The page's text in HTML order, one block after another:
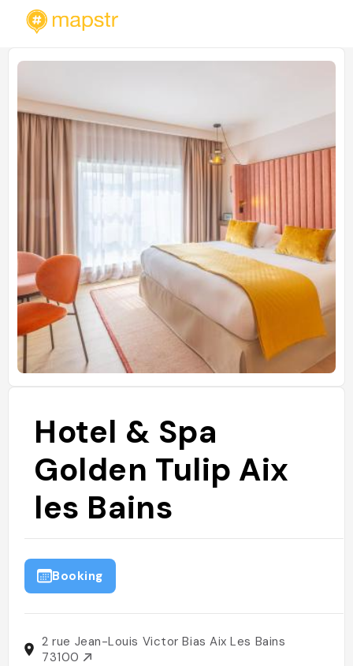
Hotel & Spa
Golden Tulip Aix
les Bains
Booking
2 rue Jean-Louis Victor Bias Aix Les Bains
73100